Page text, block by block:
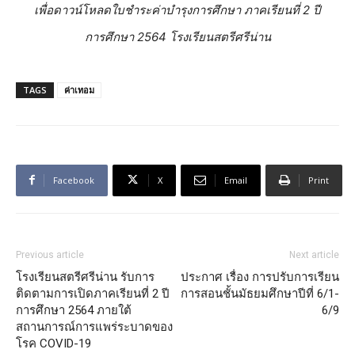
เพื่อดาวน์โหลดใบชำระค่าบำรุงการศึกษา ภาคเรียนที่ 2 ปี
การศึกษา 2564 โรงเรียนสตรีศรีน่าน
TAGS ค่าเทอม
Facebook X Email Print
Previous article
โรงเรียนสตรีศรีน่าน รับการ
ติดตามการเปิดภาคเรียนที่ 2 ปี
การศึกษา 2564 ภายใต้
สถานการณ์การแพร่ระบาดของ
โรค COVID-19
Next article
ประกาศ เรื่อง การปรับการเรียน
การสอนชั้นมัธยมศึกษาปีที่ 6/1-
6/9